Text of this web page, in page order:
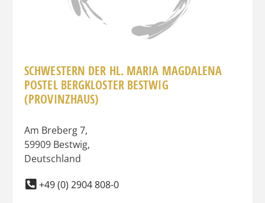
SCHWESTERN DER HL. MARIA MAGDALENA
POSTEL BERGKLOSTER BESTWIG
(PROVINZHAUS)
Am Breberg 7,
59909 Bestwig,
Deutschland
+49 (0) 2904 808-0